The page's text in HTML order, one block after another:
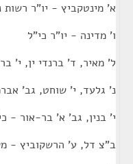
א' מינטקביץ - יו"ר רשות
ו' מדינה - יו"ר כי"ל
ל' מאיר, ד' ברנדי ין, י'
נ' גלעד, י' שוחט, גב'
י' בנין, גב' א' בר-אור -
ב"צ דל, ע' הרשקוביץ -